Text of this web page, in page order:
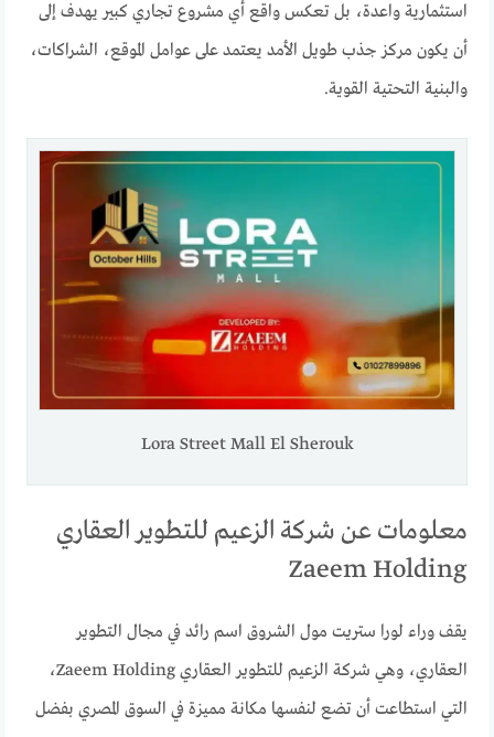
استثمارية واعدة، بل تعكس واقع أي مشروع تجاري كبير يهدف إلى
أن يكون مركز جذب طويل الأمد يعتمد على عوامل الموقع، الشراكات،
والبنية التحتية القوية.
Lora Street Mall El Sherouk
معلومات عن شركة الزعيم للتطوير العقاري
Zaeem Holding
يقف وراء لورا ستريت مول الشروق اسم رائد في مجال التطوير
العقاري، وهي شركة الزعيم للتطوير العقاري Zaeem Holding،
التي استطاعت أن تضع لنفسها مكانة مميزة في السوق المصري بفضل